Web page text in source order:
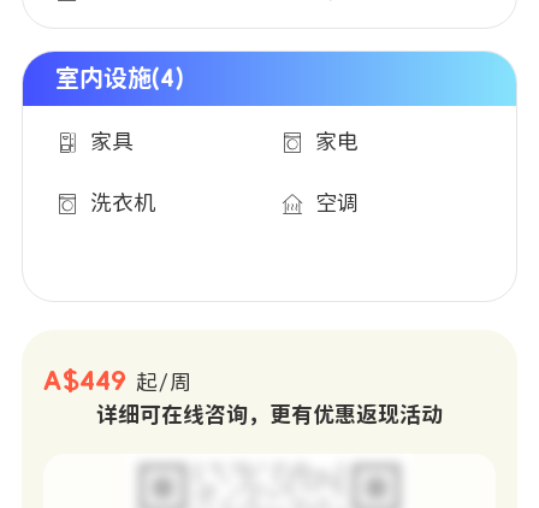
室内设施(4)
家具 家电
洗衣机 空调
A$449 起/周
详细可在线咨询，更有优惠返现活动